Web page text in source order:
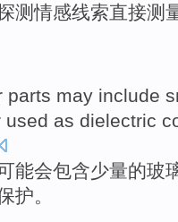
测情感线索直接测
parts may include
used as dielectric
能会包含少量的玻
护。